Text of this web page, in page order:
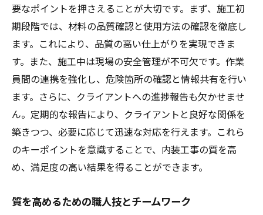
要なポイントを押さえることが大切です。まず、施工初
期段階では、材料の品質確認と使用方法の確認を徹底し
ます。これにより、品質の高い仕上がりを実現できま
す。また、施工中は現場の安全管理が不可欠です。作業
員間の連携を強化し、危険箇所の確認と情報共有を行い
ます。さらに、クライアントへの進捗報告も欠かせませ
ん。定期的な報告により、クライアントと良好な関係を
築きつつ、必要に応じて迅速な対応を行えます。これら
のキーポイントを意識することで、内装工事の質を高
め、満足度の高い結果を得ることができます。
質を高めるための職人技とチームワーク